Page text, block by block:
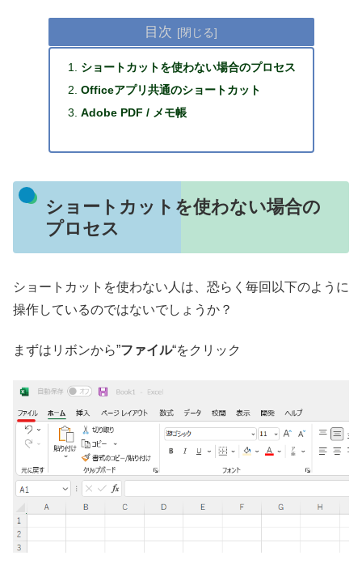
目次
ショートカットを使わない場合のプロセス
Officeアプリ共通のショートカット
Adobe PDF / メモ帳
ショートカットを使わない場合の
プロセス
ショートカットを使わない人は、恐らく毎回以下のように
操作しているのではないでしょうか？
まずはリボンから”ファイル“をクリック